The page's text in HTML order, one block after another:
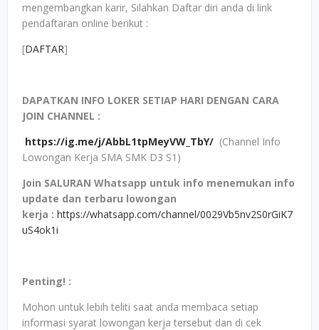
mengembangkan karir, Silahkan Daftar diri anda di link
pendaftaran online berikut :
[DAFTAR]
DAPATKAN INFO LOKER SETIAP HARI DENGAN CARA
JOIN CHANNEL :
https://ig.me/j/AbbL1tpMeyVW_TbY/ (Channel Info
Lowongan Kerja SMA SMK D3 S1)
Join SALURAN Whatsapp untuk info menemukan info
update dan terbaru lowongan
kerja : https://whatsapp.com/channel/0029Vb5nv2S0rGiK7
uS4ok1i
Penting! :
Mohon untuk lebih teliti saat anda membaca setiap
informasi syarat lowongan kerja tersebut dan di cek